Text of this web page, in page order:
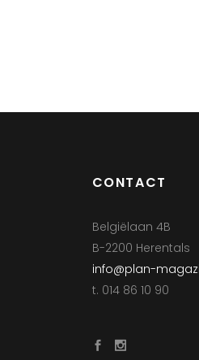
CONTACT
Belgiëlaan 4B
B-2200 Herentals
info@plan-
t. 014 86 10 90